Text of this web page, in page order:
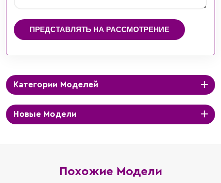
ПРЕДСТАВЛЯТЬ НА РАССМОТРЕНИЕ
Категории Моделей
Новые Модели
Похожие Модели